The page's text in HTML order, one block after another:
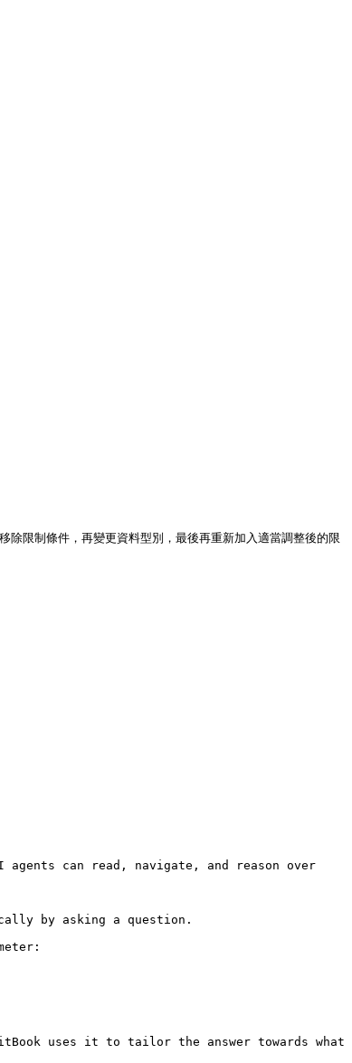
限制條件，再變更資料型別，最後再重新加入適當調整後的限
agents can read, navigate, and reason over
by asking a question.
uses it to tailor the answer towards what